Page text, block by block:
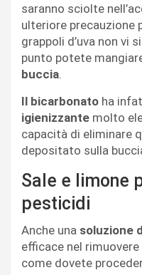
saranno sciolte
ulteriore precauzione
grappoli d’uva non vi
punto potete
buccia.
Il bicarbonato ha
igienizzante molto
capacità di eliminare
depositato sulla
Sale e limone
pesticidi
Anche una soluzione
efficace nel rimuovere
come dovete